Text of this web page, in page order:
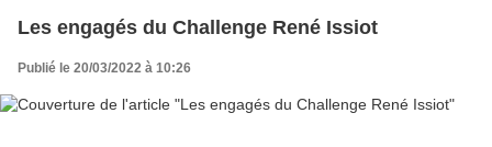
Les engagés du Challenge René Issiot
Publié le 20/03/2022 à 10:26